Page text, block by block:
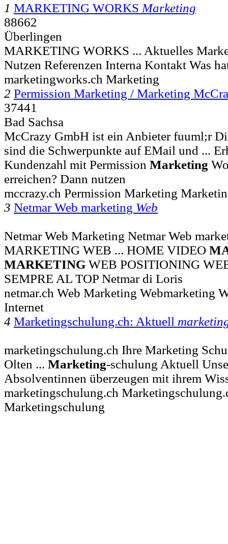
1 MARKETING WORKS Marketing
88662
Überlingen
MARKETING WORKS ... Aktuelles
Nutzen Referenzen Interna Kontakt Was
marketingworks.ch Marketing
2 Permission Marketing / Marketing
37441
Bad Sachsa
McCrazy GmbH ist ein Anbieter fuuml;r
sind die Schwerpunkte auf EMail und ...
Kundenzahl mit Permission Marketing
erreichen? Dann nutzen
mccrazy.ch Permission Marketing
3 Netmar Web marketing Web
Netmar Web Marketing Netmar Web
MARKETING WEB ... HOME VIDEO
MARKETING WEB POSITIONING
SEMPRE AL TOP Netmar di Loris
netmar.ch Web Marketing Webmarketing
Internet
4 Marketingschulung.ch: Aktuell
marketingschulung.ch Ihre Marketing
Olten ... Marketing-schulung Aktuell
Absolventinnen überzeugen mit ihrem
marketingschulung.ch
Marketingschulung